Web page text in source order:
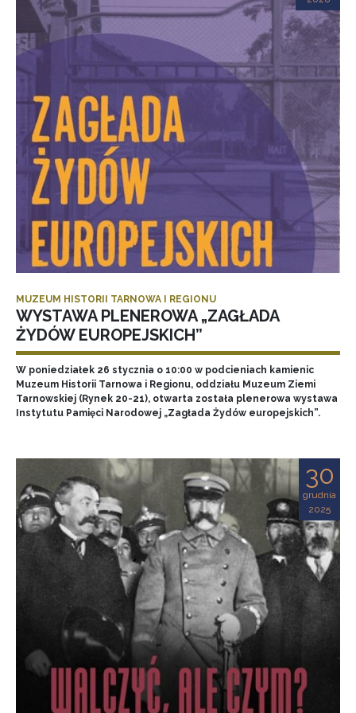
MUZEUM HISTORII TARNOWA I REGIONU
WYSTAWA PLENEROWA „ZAGŁADA
ŻYDÓW EUROPEJSKICH”
W poniedziałek 26 stycznia o 10:00 w podcieniach kamienic
Muzeum Historii Tarnowa i Regionu, oddziału Muzeum Ziemi
Tarnowskiej (Rynek 20-21), otwarta została plenerowa wystawa
Instytutu Pamięci Narodowej „Zagłada Żydów europejskich”.
30
grudnia
2025